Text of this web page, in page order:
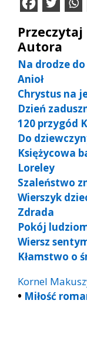
Autora
Na drodze
Anioł
Chrystus na
Dzień
120 przygód
Do
Księżycowa
Loreley
Szaleństwo
Wierszyk
Zdrada
Pokój
Wiersz
Kłamstwo o
Kornel
• Miłość